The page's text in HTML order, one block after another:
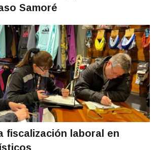
Samoré
fiscalización laboral en